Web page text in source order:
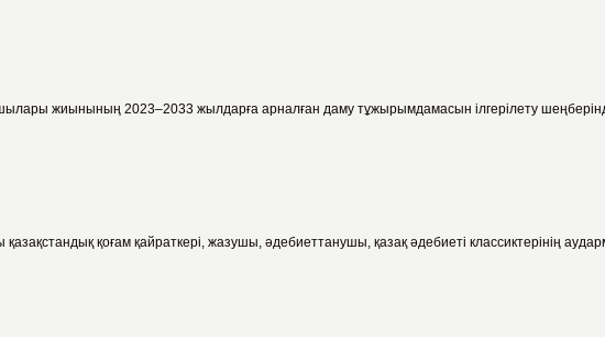
жиынының 2023–2033 жылдарға арналған даму тұжырымдамасын ілгерілету
қоғам қайраткері, жазушы, әдебиеттанушы, қазақ әдебиеті классиктерінің